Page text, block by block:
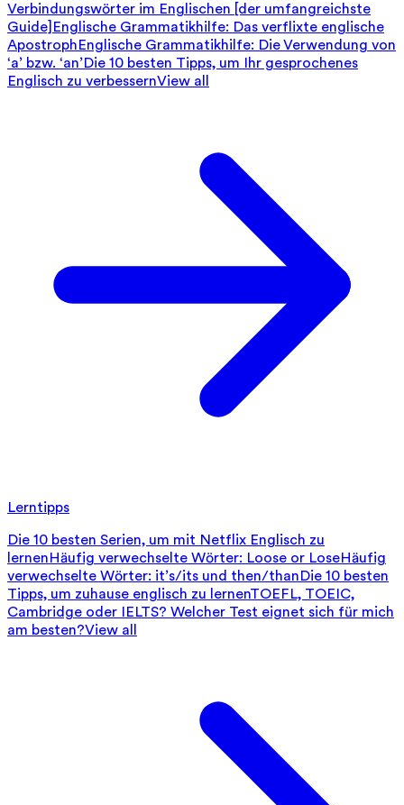
Verbindungswörter im Englischen [der umfangreichste
Guide] Englische Grammatikhilfe: Das verflixte englische
ApostrophEnglische Grammatikhilfe: Die Verwendung von
‘a’ bzw. ‘an’Die 10 besten Tipps, um Ihr gesprochenes
Englisch zu verbessernView all
Lerntipps
Die 10 besten Serien, um mit Netflix Englisch zu
lernenHäufig verwechselte Wörter: Loose or LoseHäufig
verwechselte Wörter: it’s/its und then/thanDie 10 besten
Tipps, um zuhause englisch zu lernenTOEFL, TOEIC,
Cambridge oder IELTS? Welcher Test eignet sich für mich
am besten?View all